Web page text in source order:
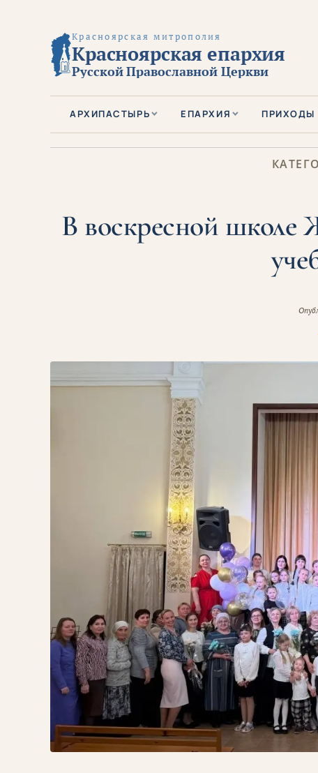
Красноярская митрополия
Красноярская епархия
Русской Православной Церкви
АРХИПАСТЫРЬ ЕПАРХИЯ ПРИХОДЫ
В воскресной школе